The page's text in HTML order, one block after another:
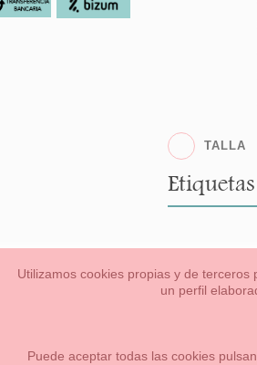
TALLA
Etiquetas
Pequeños/as
Condiciones generales de compra,
Utilizamos cookies propias y de
un perfil
Puede aceptar todas las cookies